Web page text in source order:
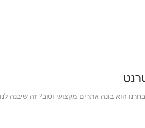
הוא בונה אתרים מקצועי וטוב? זה שיבנה לנו